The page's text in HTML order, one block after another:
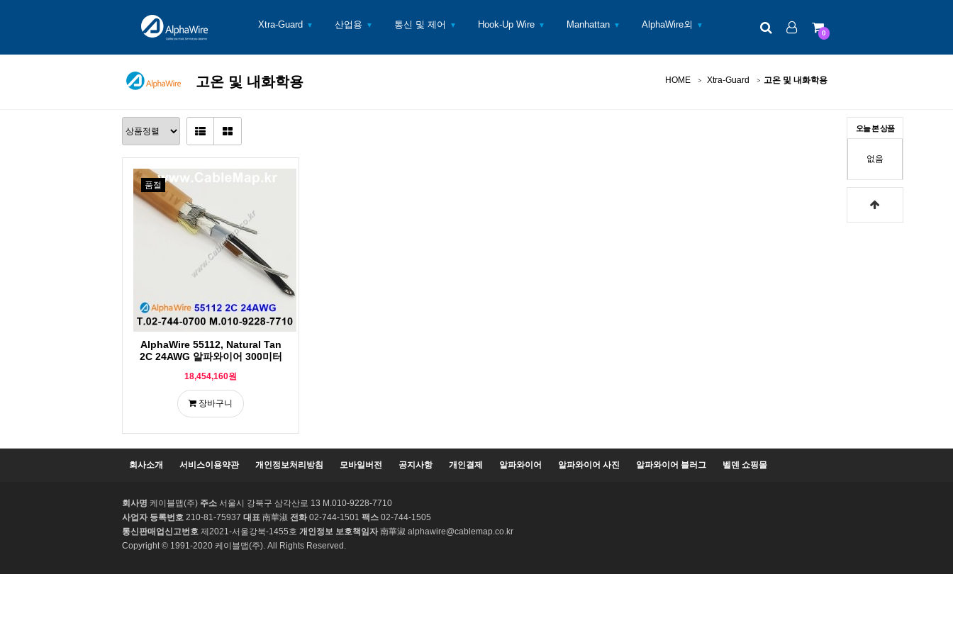
Xtra-Guard ▼ 산업용 ▼ 통신 및 제어 ▼ Hook-Up Wire ▼ Manhattan ▼ AlphaWire외 ▼ 검색 로그인 장바구니
0
고온 및 내화학용
오늘 본 상품
없음
HOME Xtra-Guard 고온 및 내화학용
AlphaWire 55112, Natural Tan
2C 24AWG 알파와이어 300미터
18,454,160원
품절
장바구니
회사소개 서비스이용약관 개인정보처리방침 모바일버전 공지사항 개인결제 알파와이어 알파와이어 사진 알파와이어 블러그 벨덴 쇼핑몰
회사명 케이블맵(주) 주소 서울시 강북구 삼각산로 13 M.010-9228-7710
사업자 등록번호 210-81-75937 대표 南華淑 전화02-744-1501 팩스 02-744-1505
통신판매업신고번호 제2021-서울강북-1455호 개인정보 보호책임자南華淑 alphawire@cablemap.co.kr
Copyright © 1991-2020 케이블맵(주). All Rights Reserved.